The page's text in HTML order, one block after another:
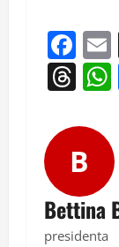
B
Bettina
presidenta